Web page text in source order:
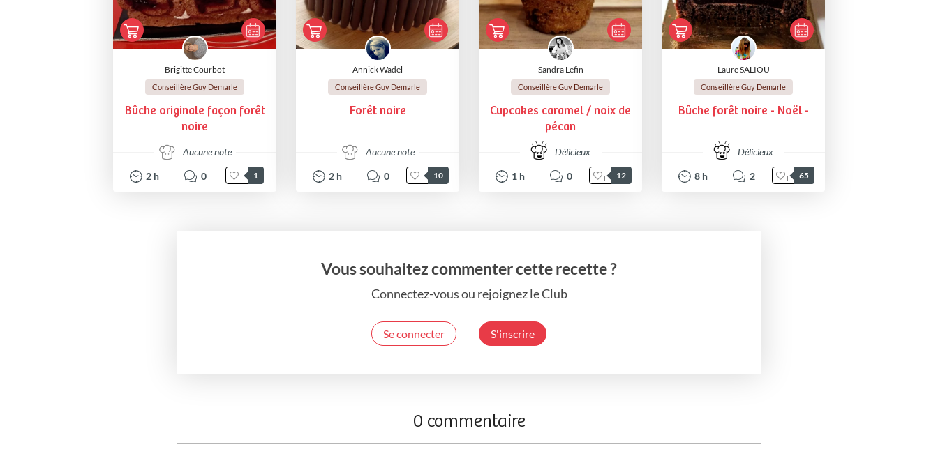
Brigitte Courbot
Conseillère Guy Demarle
Bûche originale façon forêt
noire
Aucune note
2 h 0 1
Annick Wadel
Conseillère Guy Demarle
Forêt noire
Aucune note
2 h 0 10
Sandra Lefin
Conseillère Guy Demarle
Cupcakes caramel / noix de
pécan
Délicieux
1 h 0 12
Laure SALIOU
Conseillère Guy Demarle
Bûche forêt noire - Noël -
Délicieux
8 h 2 65
Vous souhaitez commenter cette recette ?
Connectez-vous ou rejoignez le Club
Se connecter S'inscrire
0 commentaire